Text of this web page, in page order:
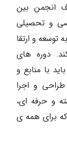
انجمن بین
و تحصیلی
توسعه و ارتقا
دوره های
با منابع و
و اجرا
و حرفه ای،
برای همه ی